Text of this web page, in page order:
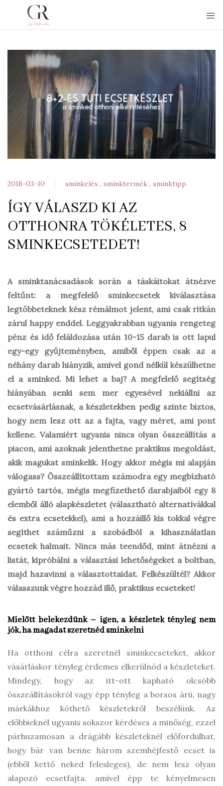
2018-03-10 sminkelés sminktermék sminktipp
ÍGY VÁLASZD KI AZ
OTTHONRA TÖKÉLETES, 8
SMINKECSETEDET!
A sminktanácsadások során a táskáitokat átnézve
feltűnt: a megfelelő sminkecsetek kiválasztása
legtöbbeteknek kész rémálmot jelent, ami csak ritkán
zárul happy enddel. Leggyakrabban ugyanis rengeteg
pénz és idő feláldozása után 10-15 darab is ott lapul
egy-egy gyűjteményben, amiből éppen csak az a
néhány darab hiányzik, amivel gond nélkül készülhetne
el a sminked. Mi lehet a baj? A megfelelő segítség
hiányában senki sem mer egyesével nekiállni az
ecsetvásárlásnak, a készletekben pedig szinte biztos,
hogy nem lesz ott az a fajta, vagy méret, ami pont
kellene. Valamiért ugyanis nincs olyan összeállítás a
piacon, ami azoknak jelenthetne praktikus megoldást,
akik magukat sminkelik. Hogy akkor mégis mi alapján
válogass? Összeállítottam számodra egy megbízható
gyártó tartós, mégis megfizethető darabjaiból egy 8
elemből álló alapkészletet (választható alternatívákkal
és extra ecsetekkel), ami a hozzáillő kis tokkal végre
segíthet száműzni a szobádból a kihasználatlan
ecsetek halmait. Nincs más teendőd, mint átnézni a
listát, kipróbálni a választási lehetőségeket a boltban,
majd hazavinni a választottaidat. Felkészültél? Akkor
válasszunk végre hozzád illő, praktikus ecseteket!
Mielőtt belekezdünk – igen, a készletek tényleg nem
jók, ha magadat szeretnéd sminkelni
Ha otthoni célra szeretnél sminkecseteket, akkor
vásárláskor tényleg érdemes elkerülnöd a készleteket.
Mindegy, hogy az itt-ott kapható olcsóbb
összeállításokról vagy épp tényleg a borsos árú, nagy
márkákhoz köthető készletekről beszélünk. Az
előbbieknél ugyanis sokszor kérdéses a minőség, ezzel
párhuzamosan a drágább készleteknél előfordulhat,
hogy bár van benne három szemhéjfestő ecset is
(ebből kettő neked felesleges), de nem lesz olyan
alapozó ecsetfajta, amivel épp te kényelmesen